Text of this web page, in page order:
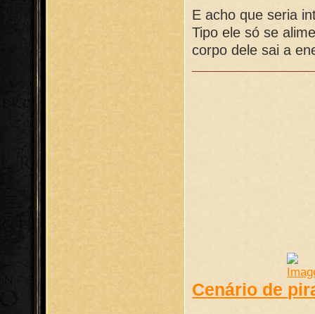
E acho que seria
Tipo ele só se
corpo dele sai a
Cenário de